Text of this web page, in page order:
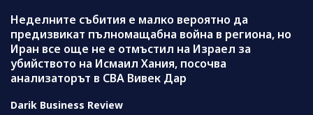
Неделните събития е малко вероятно да
предизвикат пълномащабна война в региона, но
Иран все още не е отмъстил на Израел за
убийството на Исмаил Хания, посочва
анализаторът в CBA Вивек Дар
Darik Business Review